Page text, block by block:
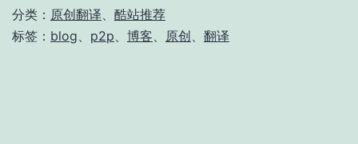
分类： 原创翻译
酷站推荐
标签： blog p2p 博客 原创 翻译